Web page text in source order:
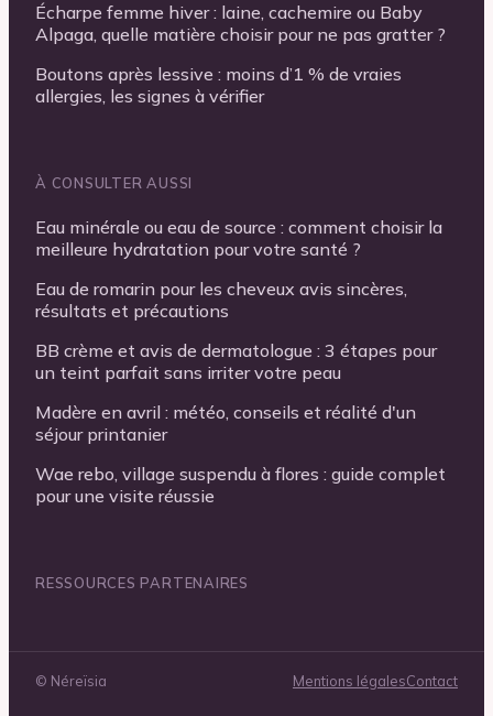
Écharpe femme hiver : laine, cachemire ou Baby
Alpaga, quelle matière choisir pour ne pas gratter ?
Boutons après lessive : moins d’1 % de vraies
allergies, les signes à vérifier
À CONSULTER AUSSI
Eau minérale ou eau de source : comment choisir la
meilleure hydratation pour votre santé ?
Eau de romarin pour les cheveux avis sincères,
résultats et précautions
BB crème et avis de dermatologue : 3 étapes pour
un teint parfait sans irriter votre peau
Madère en avril : météo, conseils et réalité d'un
séjour printanier
Wae rebo, village suspendu à flores : guide complet
pour une visite réussie
RESSOURCES PARTENAIRES
© Néreïsia Mentions légalesContact